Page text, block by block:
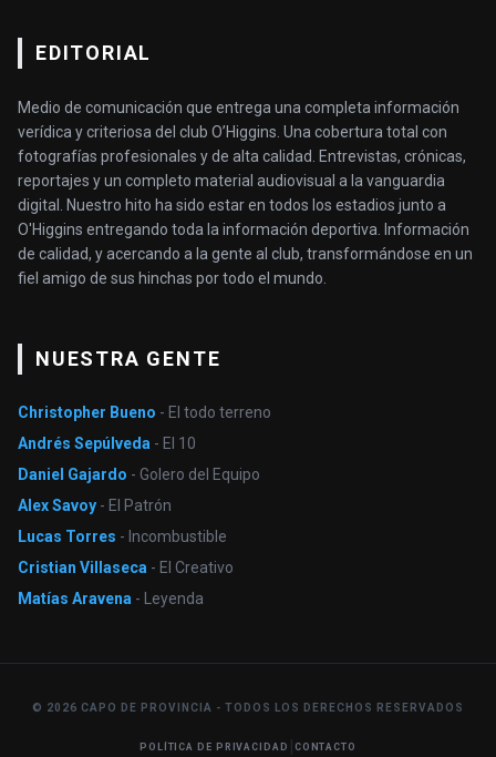
EDITORIAL
Medio de comunicación que entrega una completa información
verídica y criteriosa del club O’Higgins. Una cobertura total con
fotografías profesionales y de alta calidad. Entrevistas, crónicas,
reportajes y un completo material audiovisual a la vanguardia
digital. Nuestro hito ha sido estar en todos los estadios junto a
O'Higgins entregando toda la información deportiva. Información
de calidad, y acercando a la gente al club, transformándose en un
fiel amigo de sus hinchas por todo el mundo.
NUESTRA GENTE
Christopher Bueno - El todo terreno
Andrés Sepúlveda - El 10
Daniel Gajardo - Golero del Equipo
Alex Savoy - El Patrón
Lucas Torres - Incombustible
Cristian Villaseca - El Creativo
Matías Aravena - Leyenda
© 2026 CAPO DE PROVINCIA - TODOS LOS DERECHOS RESERVADOS
POLÍTICA DE PRIVACIDAD CONTACTO